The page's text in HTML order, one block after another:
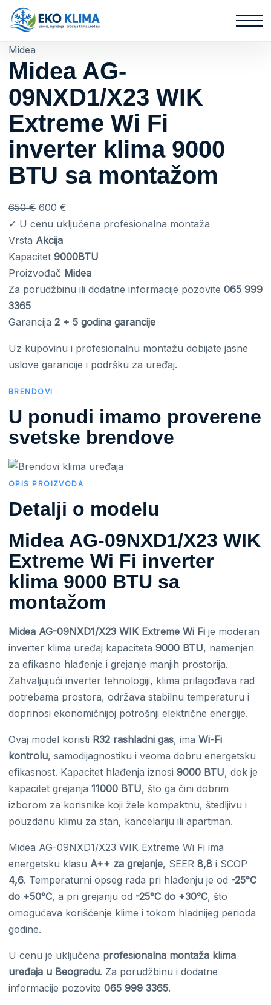
Midea
Midea AG-
09NXD1/X23 WIK
Extreme Wi Fi
inverter klima 9000
BTU sa montažom
650€ Original
price
was:
650 €.
600 €
price
600 €.
✓ U cenu uključena profesionalna montaža
Vrsta Akcija
Kapacitet 9000BTU
Proizvođač Midea
Za porudžbinu ili dodatne informacije pozovite 065 999
3365
Garancija 2 + 5 godina garancije
Uz kupovinu i profesionalnu montažu dobijate jasne
uslove garancije i podršku za uređaj.
BRENDOVI
U ponudi imamo proverene
svetske brendove
OPIS PROIZVODA
Detalji o modelu
Midea AG-09NXD1/X23 WIK
Extreme Wi Fi inverter
klima 9000 BTU sa
montažom
Midea AG-09NXD1/X23 WIK Extreme Wi Fi je moderan
inverter klima uređaj kapaciteta 9000 BTU, namenjen
za efikasno hlađenje i grejanje manjih prostorija.
Zahvaljujući inverter tehnologiji, klima prilagođava rad
potrebama prostora, održava stabilnu temperaturu i
doprinosi ekonomičnijoj potrošnji električne energije.
Ovaj model koristi R32 rashladni gas, ima Wi-Fi
kontrolu, samodijagnostiku i veoma dobru energetsku
efikasnost. Kapacitet hlađenja iznosi 9000 BTU, dok je
kapacitet grejanja 11000 BTU, što ga čini dobrim
izborom za korisnike koji žele kompaktnu, štedljivu i
pouzdanu klimu za stan, kancelariju ili apartman.
Midea AG-09NXD1/X23 WIK Extreme Wi Fi ima
energetsku klasu A++ za grejanje, SEER 8,8 i SCOP
4,6. Temperaturni opseg rada pri hlađenju je od -25°C
do +50°C, a pri grejanju od -25°C do +30°C, što
omogućava korišćenje klime i tokom hladnijeg perioda
godine.
U cenu je uključena profesionalna montaža klima
uređaja u Beogradu. Za porudžbinu i dodatne
informacije pozovite 065 999 3365.